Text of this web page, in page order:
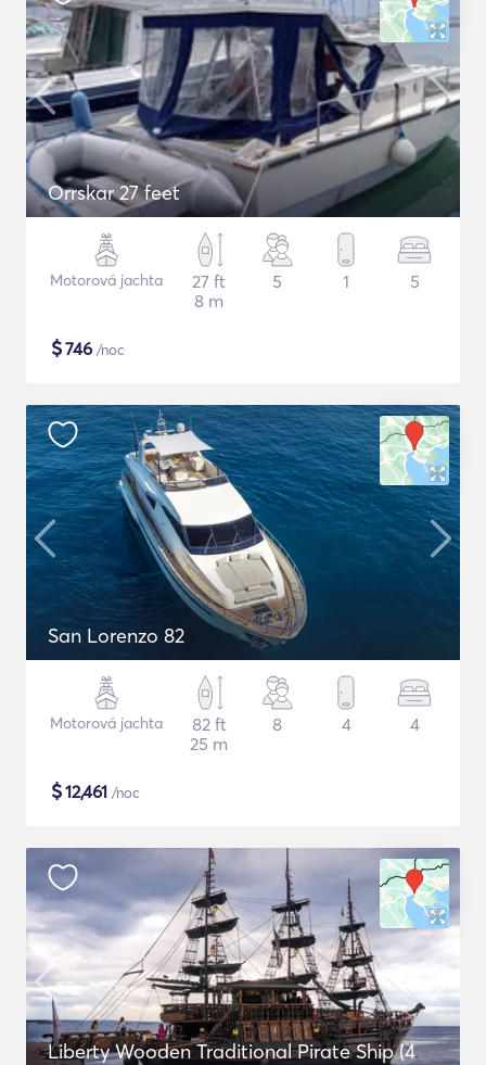
Orrskar 27 feet
Motorová jachta
27 ft
8 m
5 1 5
$746 /noc
San Lorenzo 82
Motorová jachta
82 ft
25 m
8 4 4
$12,461 /noc
Liberty Wooden Traditional Pirate Ship (4